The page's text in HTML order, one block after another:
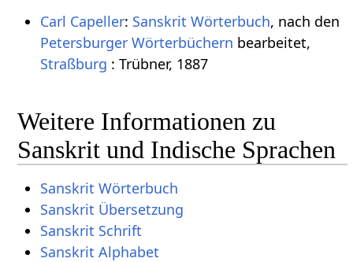
Carl Capeller: Sanskrit Wörterbuch, nach den
Petersburger Wörterbüchern bearbeitet,
Straßburg : Trübner, 1887
Weitere Informationen zu
Sanskrit und Indische Sprachen
Sanskrit Wörterbuch
Sanskrit Übersetzung
Sanskrit Schrift
Sanskrit Alphabet